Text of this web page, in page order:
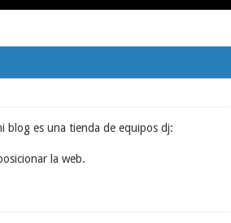
blog es una tienda de equipos dj:
la web.